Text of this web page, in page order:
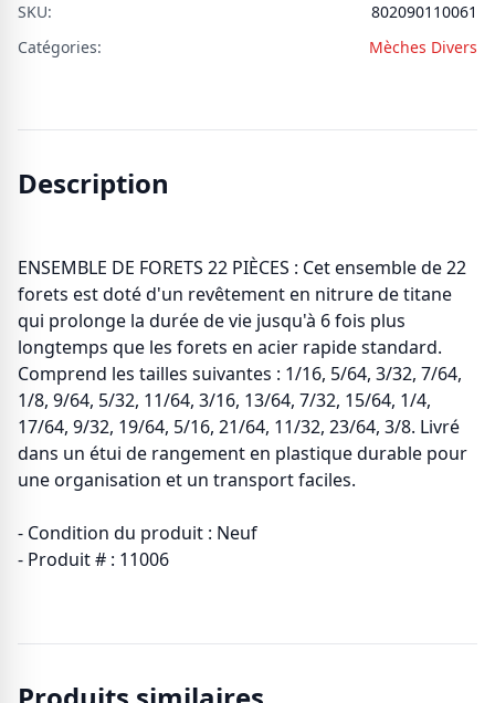
SKU:
802090110061
Catégories:
Mèches Divers
Description
ENSEMBLE DE FORETS 22 PIÈCES : Cet ensemble de 22
forets est doté d'un revêtement en nitrure de titane
qui prolonge la durée de vie jusqu'à 6 fois plus
longtemps que les forets en acier rapide standard.
Comprend les tailles suivantes : 1/16, 5/64, 3/32, 7/64,
1/8, 9/64, 5/32, 11/64, 3/16, 13/64, 7/32, 15/64, 1/4,
17/64, 9/32, 19/64, 5/16, 21/64, 11/32, 23/64, 3/8. Livré
dans un étui de rangement en plastique durable pour
une organisation et un transport faciles.
- Condition du produit : Neuf
- Produit # : 11006